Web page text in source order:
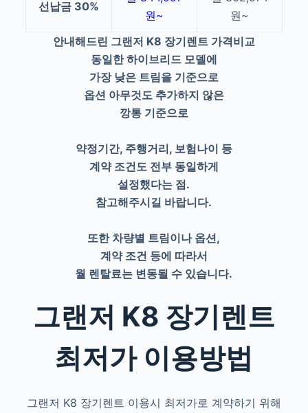
선납금 30%
원~
원~
안내해드린 그랜저 K8 장기렌트 가격비교
동일한 하이브리드 모델에
가장 낮은 트림을 기준으로
옵션 아무것도 추가하지 않은
깡통 기준으로
약정기간, 주행거리, 보험나이 등
계약 조건도 전부 동일하게
설정했다는 점.
참고해주시길 바랍니다.
또한 차량별 트림이나 옵션,
계약 조건 등에 따라서
월 렌탈료는 변동될 수 있습니다.
그랜저 K8 장기렌트
최저가 이용방법
그랜저 K8 장기렌트 이용시 최저가로 계약하기 위해